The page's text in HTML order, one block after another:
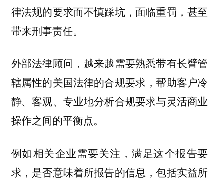
律法规的要求而不慎踩坑，面临重罚，甚至
带来刑事责任。
外部法律顾问，越来越需要熟悉带有长臂管
辖属性的美国法律的合规要求，帮助客户冷
静、客观、专业地分析合规要求与灵活商业
操作之间的平衡点。
例如相关企业需要关注，满足这个报告要
求，是否意味着所报告的信息，包括实益所